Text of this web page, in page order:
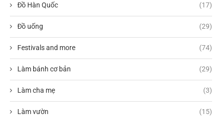
Đồ Hàn Quốc (17)
Đồ uống (29)
Festivals and more (74)
Làm bánh cơ bản (29)
Làm cha mẹ (3)
Làm vườn (15)